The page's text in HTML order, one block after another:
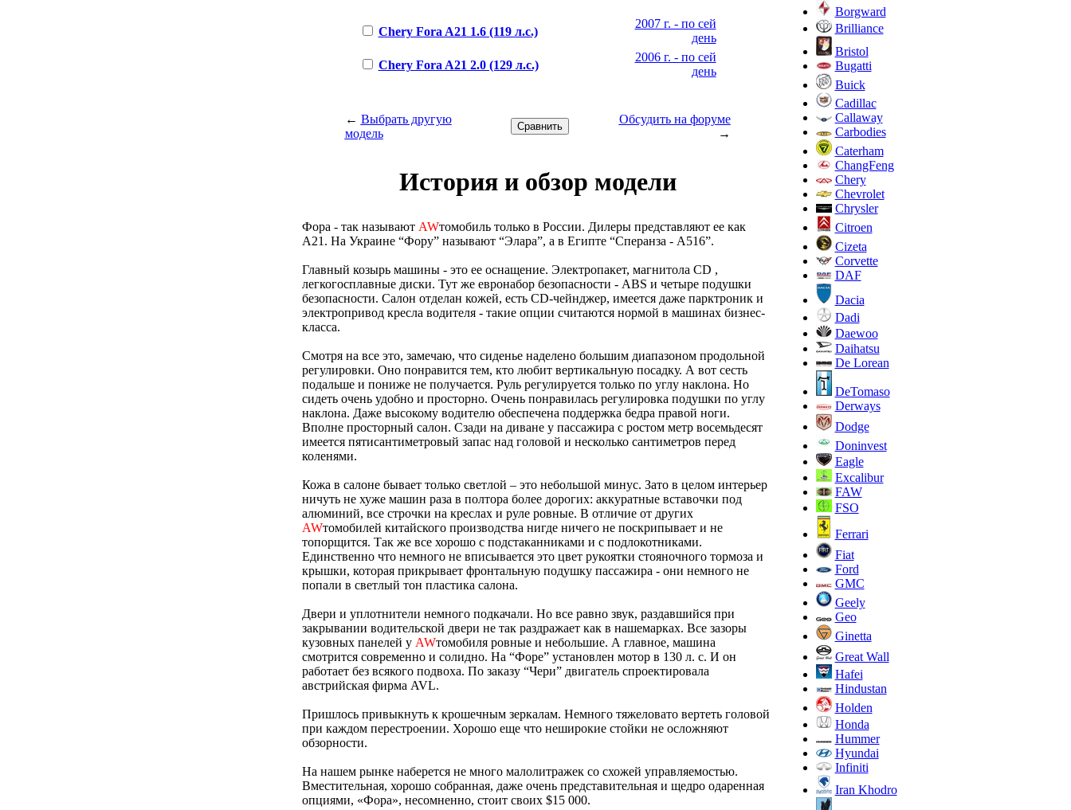
Chery Fora A21 1.6 (119 л.с.)
2007 г. - по сей
день
Chery Fora A21 2.0 (129 л.с.)
2006 г. - по сей
день
← Выбрать другую
модель
Обсудить на форуме
→
История и обзор модели
Фора - так называют AWтомобиль только в России. Дилеры представляют ее как
А21. На Украине “Фору” называют “Элара”, а в Египте “Сперанза - А516”.
Главный козырь машины - это ее оснащение. Электропакет, магнитола СD ,
легкогосплавные диски. Тут же евронабор безопасности - ABS и четыре подушки
безопасности. Салон отделан кожей, есть CD-чейнджер, имеется даже парктроник и
электропривод кресла водителя - такие опции считаются нормой в машинах бизнес-
класса.
Смотря на все это, замечаю, что сиденье наделено большим диапазоном продольной
регулировки. Оно понравится тем, кто любит вертикальную посадку. А вот сесть
подальше и пониже не получается. Руль регулируется только по углу наклона. Но
сидеть очень удобно и просторно. Очень понравилась регулировка подушки по углу
наклона. Даже высокому водителю обеспечена поддержка бедра правой ноги.
Вполне просторный салон. Сзади на диване у пассажира с ростом метр восемьдесят
имеется пятисантиметровый запас над головой и несколько сантиметров перед
коленями.
Кожа в салоне бывает только светлой – это небольшой минус. Зато в целом интерьер
ничуть не хуже машин раза в полтора более дорогих: аккуратные вставочки под
алюминий, все строчки на креслах и руле ровные. В отличие от других
AWтомобилей китайского производства нигде ничего не поскрипывает и не
топорщится. Так же все хорошо с подстаканниками и с подлокотниками.
Единственно что немного не вписывается это цвет рукоятки стояночного тормоза и
крышки, которая прикрывает фронтальную подушку пассажира - они немного не
попали в светлый тон пластика салона.
Двери и уплотнители немного подкачали. Но все равно звук, раздавшийся при
закрывании водительской двери не так раздражает как в нашемарках. Все зазоры
кузовных панелей у AWтомобиля ровные и небольшие. А главное, машина
смотрится современно и солидно. На “Форе” установлен мотор в 130 л. с. И он
работает без всякого подвоха. По заказу “Чери” двигатель спроектировала
австрийская фирма AVL.
Пришлось привыкнуть к крошечным зеркалам. Немного тяжеловато вертеть головой
при каждом перестроении. Хорошо еще что неширокие стойки не осложняют
обзорности.
На нашем рынке наберется не много малолитражек со схожей управляемостью.
Вместительная, хорошо собранная, даже очень представительная и щедро одаренная
опциями, «Фора», несомненно, стоит своих $15 000.
Borgward
Brilliance
Bristol
Bugatti
Buick
Cadillac
Callaway
Carbodies
Caterham
ChangFeng
Chery
Chevrolet
Chrysler
Citroen
Cizeta
Corvette
DAF
Dacia
Dadi
Daewoo
Daihatsu
De Lorean
DeTomaso
Derways
Dodge
Doninvest
Eagle
Excalibur
FAW
FSO
Ferrari
Fiat
Ford
GMC
Geely
Geo
Ginetta
Great Wall
Hafei
Hindustan
Holden
Honda
Hummer
Hyundai
Infiniti
Iran Khodro